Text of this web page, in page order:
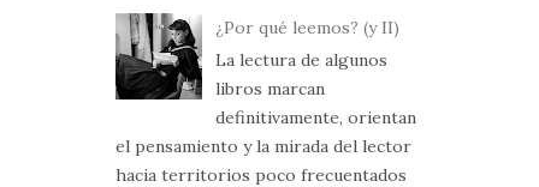
¿Por qué leemos? (y II)
La lectura de algunos
libros marcan
definitivamente, orientan
el pensamiento y la mirada del lector
hacia territorios poco frecuentados